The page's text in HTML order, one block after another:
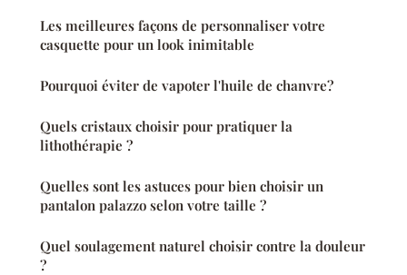
Les meilleures façons de personnaliser votre
casquette pour un look inimitable
Pourquoi éviter de vapoter l'huile de chanvre?
Quels cristaux choisir pour pratiquer la
lithothérapie ?
Quelles sont les astuces pour bien choisir un
pantalon palazzo selon votre taille ?
Quel soulagement naturel choisir contre la douleur
?